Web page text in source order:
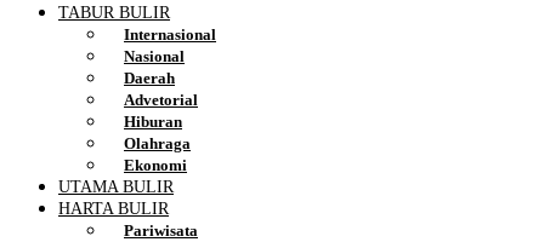
TABUR BULIR
Internasional
Nasional
Daerah
Advetorial
Hiburan
Olahraga
Ekonomi
UTAMA BULIR
HARTA BULIR
Pariwisata